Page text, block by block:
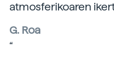
atmosferikoaren
G. Roa
“